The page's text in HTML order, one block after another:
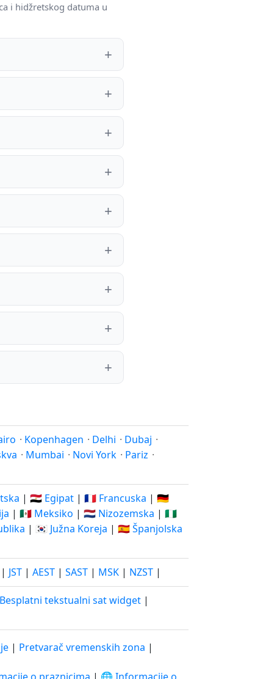
i hidžretskog datuma u
· Kopenhagen · Delhi · Dubaj ·
· Mumbai · Novi York · Pariz ·
| 🇪🇬 Egipat | 🇫🇷 Francuska | 🇩🇪
| 🇲🇽 Meksiko | 🇳🇱 Nizozemska | 🇳🇬
| 🇰🇷 Južna Koreja | 🇪🇸 Španjolska
| JST | AEST | SAST | MSK | NZST |
Besplatni tekstualni sat widget |
| Pretvarač vremenskih zona |